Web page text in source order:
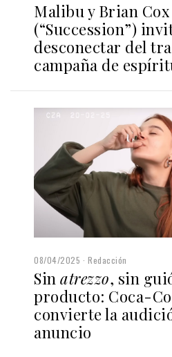
Malibu y Brian Cox
(“Succession”)
desconectar del
campaña de
08/04/2025 Redacción
Sin atrezzo, sin
producto: Coca-
convierte la
anuncio